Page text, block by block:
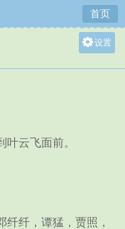
首页
设置
云飞面前。
纤，谭猛，贾照，